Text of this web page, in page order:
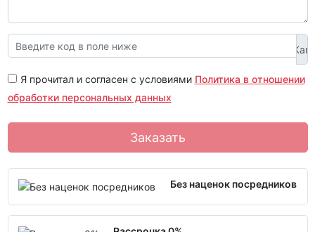
Я прочитал и согласен с условиями Политика в отношении
обработки персональных данных
Заказать
Без наценок посредников